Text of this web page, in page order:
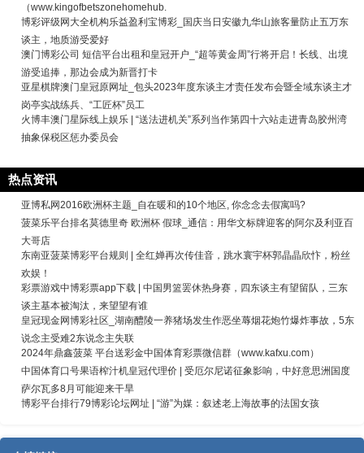
（www.kingofbetszonehomehub.
博彩评级网大全机构乐益盈利宝博彩_国庆当日安徽九华山旅客量防止五万东
谈主，地质游受爱好
澳门博彩公司 短信平台出租和皇冠开户_“超等黄金周”行将开启！长线、出境
游受追捧，那边会成为新晋打卡
亚星棋牌澳门皇冠原网址_包头2023年度东谈主才责任发布会暨全域东谈主才
岗亭实战练兵、“工匠杯”员工
火博丰澳门星际线上娱乐 | “送法进机关”系列当作第四十六站走进青岛胶州湾
抽象保税区惩办委员会
热点资讯
亚博私网2016欧洲杯主题_自在暖和的10个地区, 你念念去假寓吗?
菠菜乐平台排名莫德里奇 欧洲杯 假球_通信：用华文标牌迎客的阿尔及利亚百
大哥店
东南亚菠菜博彩平台规则 | 全红婵再次传佳音，跳水寰宇杯郭晶晶欣忭，粉丝
欢娱！
彩票游戏中博彩票app下载 | 中国男篮罢休热身赛，四东谈主有望留队，三东
谈主基本被淘汰，来望望有谁
皇冠现金网博彩社区_湖南醴陵一养猪场发生作恶坐蓐烟花炮竹爆炸事故，5东
说念主受难2东说念主失联
2024年鼎鑫菠菜 平台送彩金中国体育彩票微信群（www.kafxu.com）
中国体育口号果语榨汁机皇冠代理价 | 受厄尔尼诺征象影响，中好意思洲国度
萨尔瓦多8月可能迎来干旱
博彩平台排行79博彩论坛网址 | “游”为媒：叙述老上海故事的法国女孩